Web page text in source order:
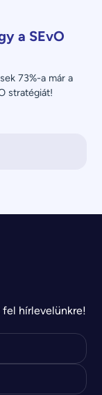
a SEvO
73%-a már a
stratégiát!
fel hírlevelünkre!